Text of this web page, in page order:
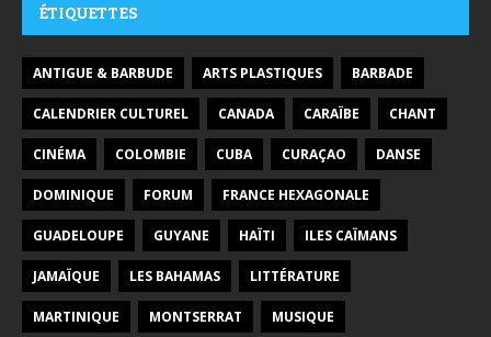
ÉTIQUETTES
ANTIGUE & BARBUDE ARTS PLASTIQUES BARBADE
CALENDRIER CULTUREL CANADA CARAÏBE CHANT
CINÉMA COLOMBIE CUBA CURAÇAO DANSE
DOMINIQUE FORUM FRANCE HEXAGONALE
GUADELOUPE GUYANE HAÏTI ILES CAÏMANS
JAMAÏQUE LES BAHAMAS LITTÉRATURE
MARTINIQUE MONTSERRAT MUSIQUE